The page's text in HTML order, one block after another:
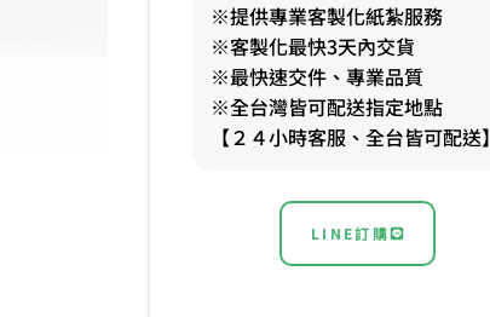
※提供專業客製化紙紮服務
※客製化最快3天內交貨
※最快速交件、專業品質
※全台灣皆可配送指定地點
【２４小時客服、全台皆可配送】
LINE訂購